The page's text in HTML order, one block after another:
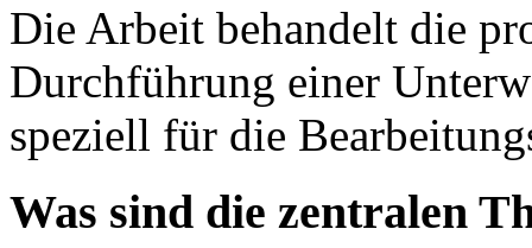
Die Arbeit behandelt die
Durchführung einer
speziell für die
Was sind die zentralen